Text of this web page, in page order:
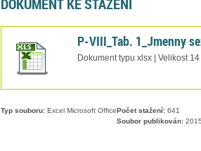
P-VIII_Tab. 1_Jmenny
Dokument typu xlsx | Velikost 14
Typ souboru:Excel Microsoft Office Počet stažení:641
Soubor publikován: